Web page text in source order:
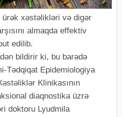
ürək xəstəlikləri və digər
almaqda effektiv
edilib.
bildirir ki, bu barədə
Tədqiqat Epidemiologiya
Klinikasının
diaqnostika üzrə
doktoru Lyudmila